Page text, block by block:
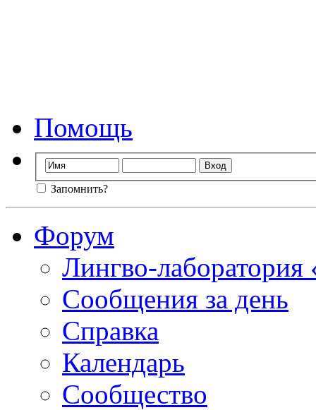
Помощь
Запомнить?
Форум
Лингво-
Сообщения за день
Справка
Календарь
Сообщество